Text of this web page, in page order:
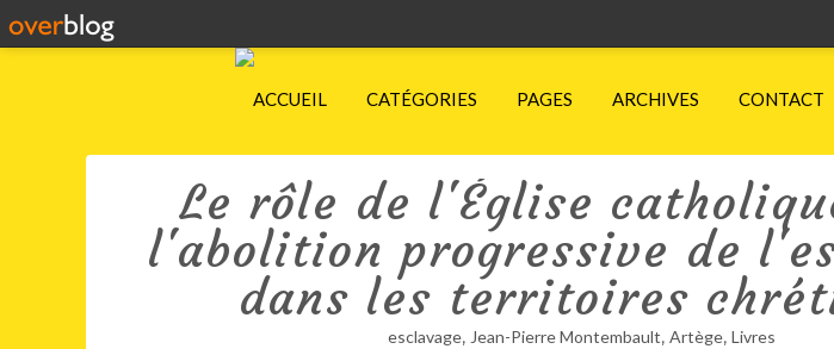
ACCUEIL CATÉGORIES PAGES ARCHIVES CONTACT
Le rôle de l'Église
l'abolition progressive de
dans les territoires
esclavage, Jean-Pierre Montembault, Artège, Livres